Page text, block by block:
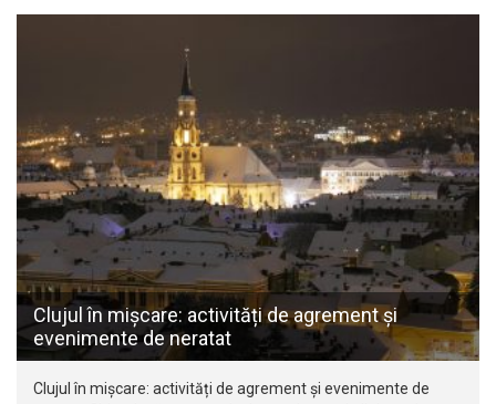
Clujul în mișcare: activități de agrement și
evenimente de neratat
Clujul în mișcare: activități de agrement și evenimente de